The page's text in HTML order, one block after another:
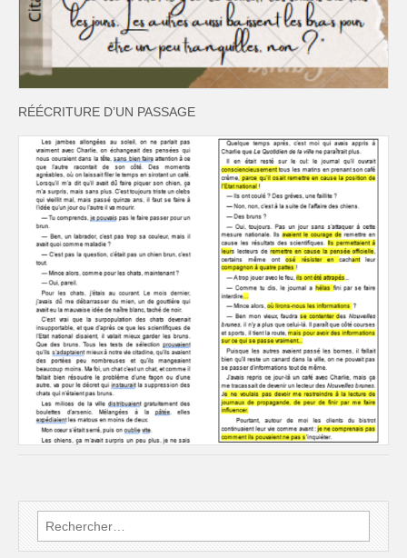
RÉÉCRITURE D’UN PASSAGE
Rechercher :